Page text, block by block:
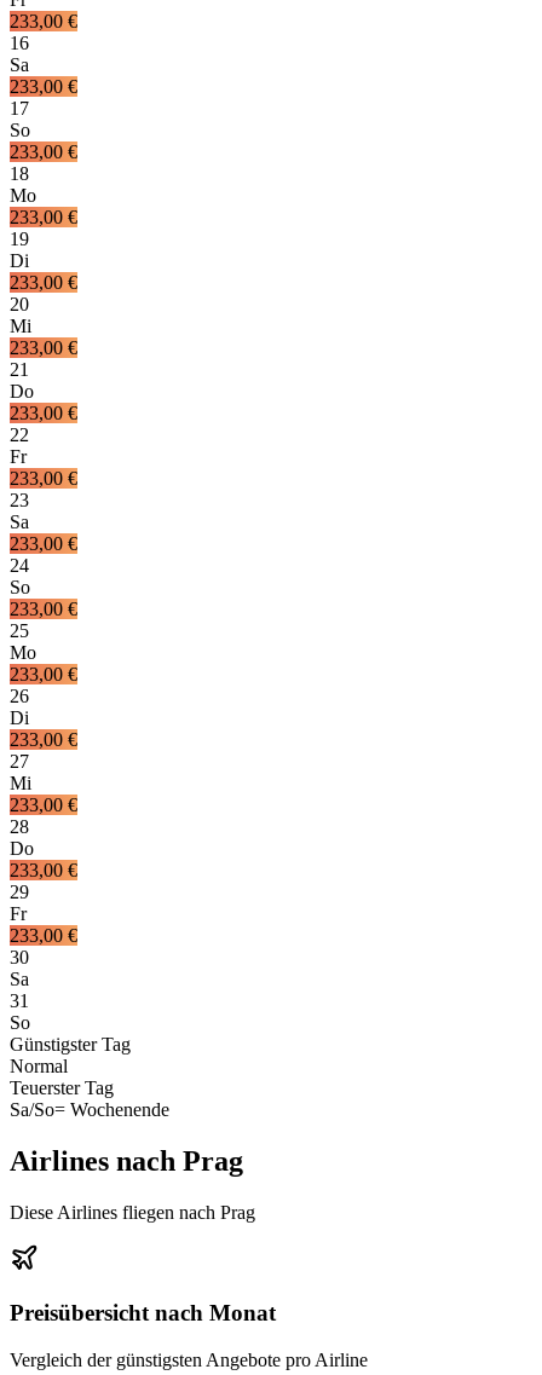
233,00 €
16
Sa
233,00 €
17
So
233,00 €
18
Mo
233,00 €
19
Di
233,00 €
20
Mi
233,00 €
21
Do
233,00 €
22
Fr
233,00 €
23
Sa
233,00 €
24
So
233,00 €
25
Mo
233,00 €
26
Di
233,00 €
27
Mi
233,00 €
28
Do
233,00 €
29
Fr
233,00 €
30
Sa
31
So
Günstigster Tag
Normal
Teuerster Tag
Sa/So= Wochenende
Airlines nach Prag
Diese Airlines fliegen nach Prag
Preisübersicht nach Monat
Vergleich der günstigsten Angebote pro Airline